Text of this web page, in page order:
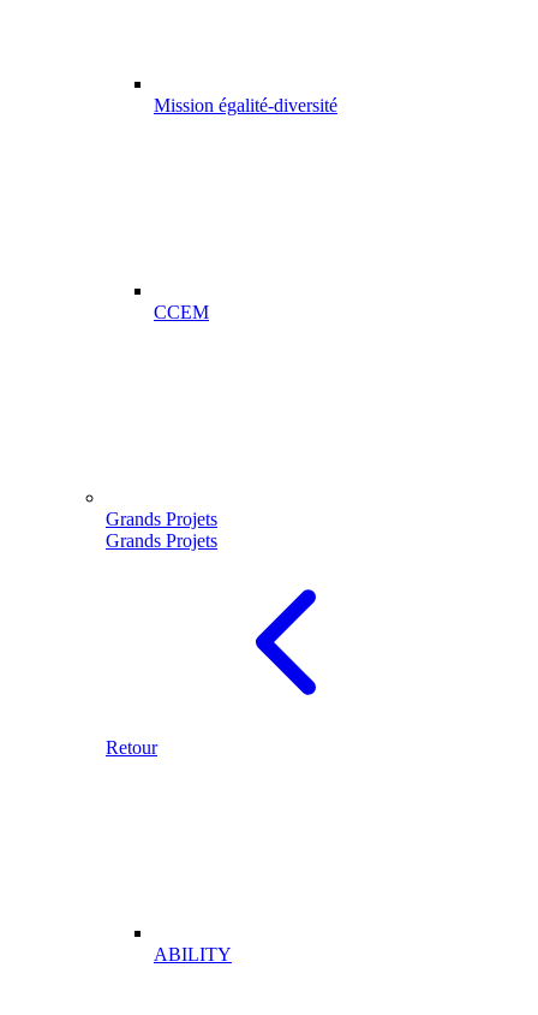
Mission égalité-diversité
CCEM
Grands Projets
Grands Projets
Retour
ABILITY